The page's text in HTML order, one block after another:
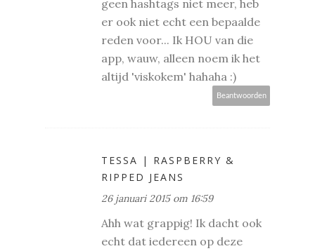
geen hashtags niet meer, heb
er ook niet echt een bepaalde
reden voor... Ik HOU van die
app, wauw, alleen noem ik het
altijd 'viskokem' hahaha :)
Beantwoorden
TESSA | RASPBERRY &
RIPPED JEANS
26 januari 2015 om 16:59
Ahh wat grappig! Ik dacht ook
echt dat iedereen op deze